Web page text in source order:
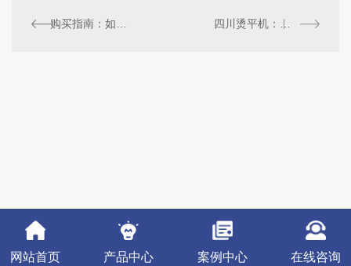
网站首页 产品中心 案例中心 在线咨询